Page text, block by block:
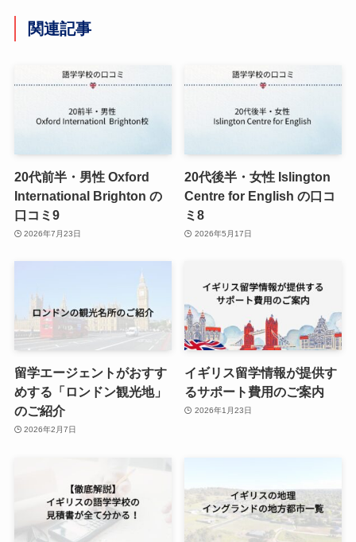
関連記事
20代前半・男性 Oxford
International Brighton の
口コミ9
2026年7月23日
20代後半・女性 Islington
Centre for English の口コ
ミ8
2026年5月17日
留学エージェントがおすす
めする「ロンドン観光地」
のご紹介
2026年2月7日
イギリス留学情報が提供す
るサポート費用のご案内
2026年1月23日